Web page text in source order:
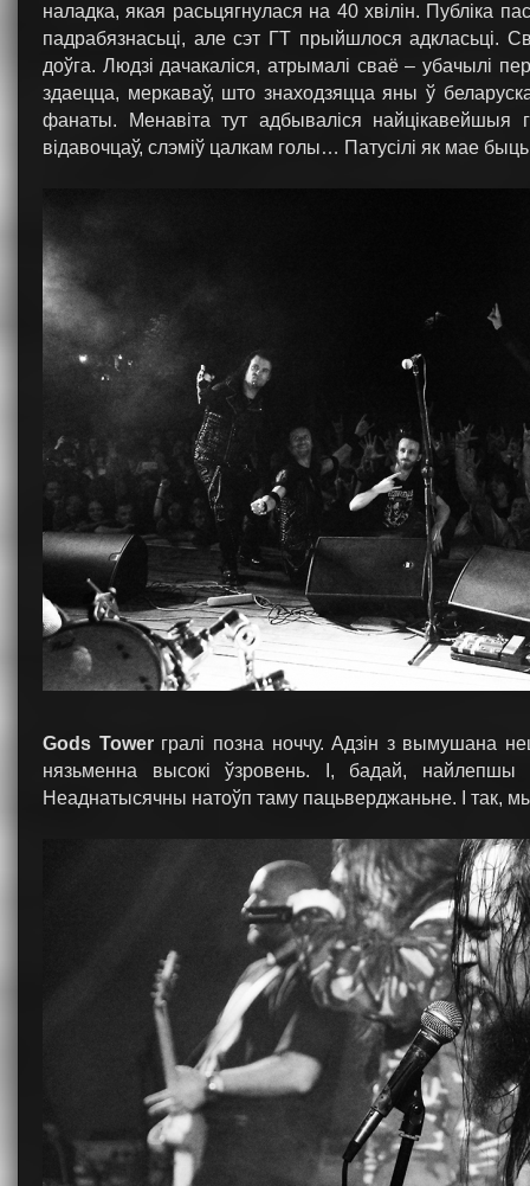
наладка, якая расьцягнулася на 40 хвілін. Публіка
падрабязнасьці, але сэт ГТ прыйшлося адкласьці.
доўга. Людзі дачакаліся, атрымалі сваё – убачылі
здаецца, меркаваў, што знаходзяцца яны ў
фанаты. Менавіта тут адбываліся найцікавейшыя
відавочцаў, слэміў цалкам голы… Патусілі як мае
Gods Towerгралі позна ноччу. Адзін з вымушана
нязьменна высокі ўзровень. І, бадай, найлепшы
Неаднатысячны натоўп таму пацьверджаньне. І так,